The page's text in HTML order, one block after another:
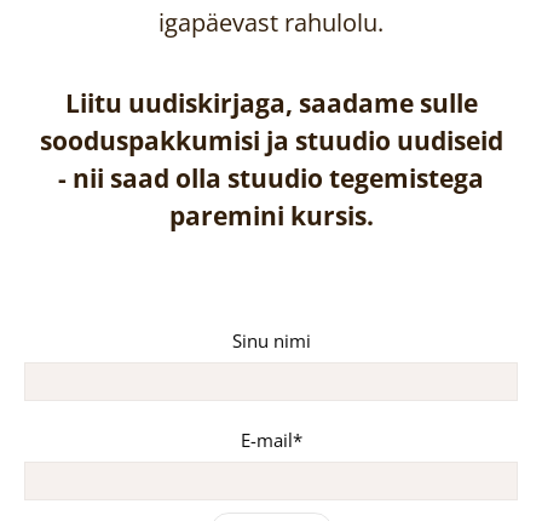
igapäevast rahulolu.
Liitu uudiskirjaga, saadame sulle
sooduspakkumisi ja stuudio uudiseid
- nii saad olla stuudio tegemistega
paremini kursis.
Sinu nimi
E-mail